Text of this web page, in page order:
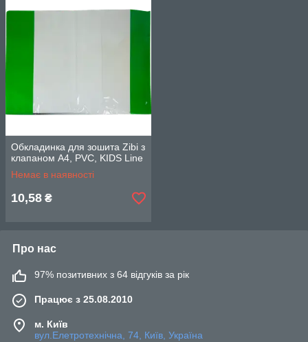
Обкладинка для зошита Zibi з
клапаном А4, PVC, KIDS Line
Немає в наявності
10,58 ₴
Про нас
97% позитивних з 64 відгуків за рік
Працює з 25.08.2010
м. Київ
вул.Елетротехнічна, 74, Київ, Україна